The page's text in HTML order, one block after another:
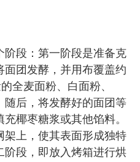
阶段：第一阶段是准备克
团发酵，并用布覆盖约
全麦面粉、白面粉、
后，将发酵好的面团等
椰枣糖浆或其他馅料。
上，使其表面形成独特
阶段，即放入烤箱进行烘